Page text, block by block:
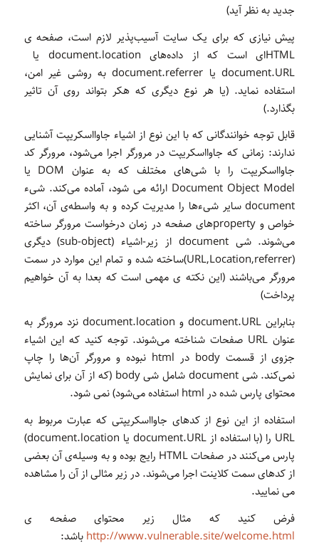
جدید به نظر آید)
پیش نیازی که برای یک سایت آسیب‌پذیر لازم است، صفحه ی
HTML‌ای است که از داده‌های document.location یا
document.URL یا document.referrer به روشی غیر امن،
استفاده نماید. (یا هر نوع دیگری که هکر بتواند روی آن تاثیر
بگذارد.)
قابل توجه خوانندگانی که با این نوع از اشیاء جاوااسکریپت آشنایی
ندارند: زمانی که جاوااسکریپت در مرورگر اجرا می‌شود، مرورگر کد
جاوااسکریپت را با شی‌های مختلف که به عنوان DOM یا
Document Object Model ارائه می شود، آماده می‌کند. شیء
document سایر شیءها را مدیریت کرده و به واسطه‌ی آن، اکثر
خواص و propertyهای صفحه در زمان درخواست مرورگر ساخته
می‌شوند. شی document از زیر-اشیاء (sub-object) دیگری
(URL,Location,referrer)ساخته شده و تمام این موارد در سمت
مرورگر می‌باشند (این نکته ی مهمی است که بعدا به آن خواهیم
پرداخت)
بنابراین document.URL و document.location نزد مرورگر به
عنوان URL صفحات شناخته می‌شوند. توجه کنید که این اشیاء
جزوی از قسمت body در html نبوده و مرورگر آن‌ها را چاپ
نمی‌کند. شی document شامل شی body (که از آن برای نمایش
محتوای پارس شده در html استفاده می‌شود) نمی شود.
استفاده از این نوع از کدهای جاوااسکریپتی که عبارت مربوط به
URL را (با استفاده از document.URL یا document.location)
پارس می‌کنند در صفحات HTML رایج بوده و به وسیله‌ی آن بعضی
از کدهای سمت کلاینت اجرا می‌شوند. در زیر مثالی از آن را مشاهده
می نمایید.
فرض کنید که مثال زیر محتوای صفحه ی
http://www.vulnerable.site/welcome.html باشد: